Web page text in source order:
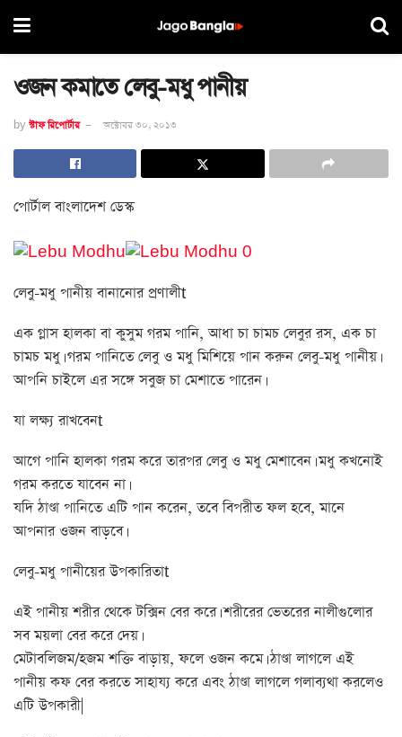
ওজন কমাতে লেবু-মধু পানীয়
by স্টাফ রিপোর্টার অক্টোবর ৩০, ২০১৩
পোর্টাল বাংলাদেশ ডেস্ক
লেবু-মধু পানীয় বানানোর প্রণালীt
এক গ্লাস হালকা বা কুসুম গরম পানি, আধা চা চামচ লেবুর রস, এক চা
চামচ মধু। গরম পানিতে লেবু ও মধু মিশিয়ে পান করুন লেবু-মধু পানীয়।
আপনি চাইলে এর সঙ্গে সবুজ চা মেশাতে পারেন।
যা লক্ষ্য রাখবেনt
আগে পানি হালকা গরম করে তারপর লেবু ও মধু মেশাবেন। মধু কখনোই
গরম করতে যাবেন না।
যদি ঠাণ্ডা পানিতে এটি পান করেন, তবে বিপরীত ফল হবে, মানে
আপনার ওজন বাড়বে।
লেবু-মধু পানীয়ের উপকারিতাt
এই পানীয় শরীর থেকে টক্সিন বের করে। শরীরের ভেতরের নালীগুলোর
সব ময়লা বের করে দেয়।
মেটাবলিজম/হজম শক্তি বাড়ায়, ফলে ওজন কমে। ঠাণ্ডা লাগলে এই
পানীয় কফ বের করতে সাহায্য করে এবং ঠাণ্ডা লাগলে গলাব্যথা করলেও
এটি উপকারী|